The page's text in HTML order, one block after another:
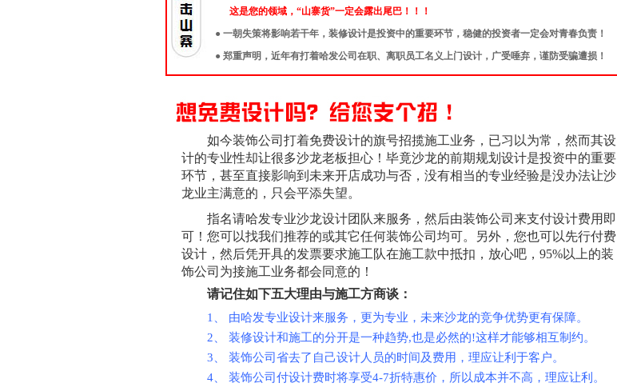
这是您的领域，“山寨货”一定会露出尾巴！！！
● 一朝失策将影响若干年，装修设计是投资中的重要环节，稳健的投资者一定会对青春负责！
● 郑重声明，近年有打着哈发公司在职、离职员工名义上门设计，广受唾弃，谨防受骗遭损！
如今装饰公司打着免费设计的旗号招揽施工业务，已习以为常，然而其设
计的专业性却让很多沙龙老板担心！毕竟沙龙的前期规划设计是投资中的重要
环节，甚至直接影响到未来开店成功与否，没有相当的专业经验是没办法让沙
龙业主满意的，只会平添失望。
指名请哈发专业沙龙设计团队来服务，然后由装饰公司来支付设计费用即
可！您可以找我们推荐的或其它任何装饰公司均可。另外，您也可以先行付费
设计，然后凭开具的发票要求施工队在施工款中抵扣，放心吧，95%以上的装
饰公司为接施工业务都会同意的！
请记住如下五大理由与施工方商谈：
1、 由哈发专业设计来服务，更为专业，未来沙龙的竞争优势更有保障。
2、 装修设计和施工的分开是一种趋势,也是必然的!这样才能够相互制约。
3、 装饰公司省去了自己设计人员的时间及费用，理应让利于客户。
4、 装饰公司付设计费时将享受4-7折特惠价，所以成本并不高，理应让利。